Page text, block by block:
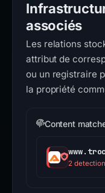
associés
Les relations
attribut de
ou un registraire
la propriété
Content
2